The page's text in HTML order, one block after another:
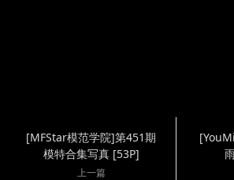
[MFStar模范学院]第451期
模特合集写真 [53P]
上一篇